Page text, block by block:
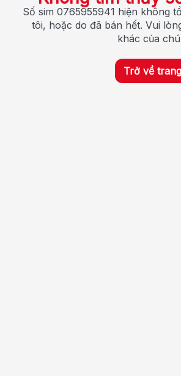
Số sim 0765955941 hiện không
tôi, hoặc do đã bán hết. Vui
khác của
Trở về